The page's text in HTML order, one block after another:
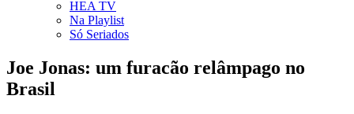
HEA TV
Na Playlist
Só Seriados
Joe Jonas: um furacão relâmpago no
Brasil